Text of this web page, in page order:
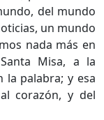
del mundo
un mundo
nada más en
Misa, a la
la palabra; y esa
corazón, y del